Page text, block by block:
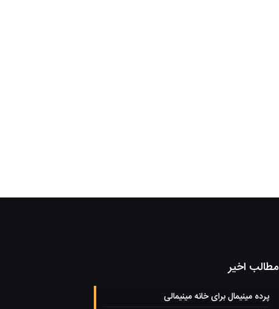
مطالب اخیر
پرده مینیمال برای خانه مینیمالی